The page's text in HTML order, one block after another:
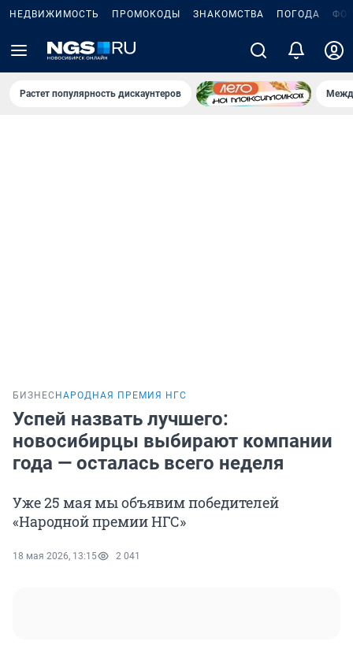
НЕДВИЖИМОСТЬ ПРОМОКОДЫ ЗНАКОМСТВА ПОГОДА
Растет популярность дискаунтеров
БИЗНЕС НАРОДНАЯ ПРЕМИЯ НГС
Успей назвать лучшего:
новосибирцы выбирают компании
года — осталась всего неделя
Уже 25 мая мы объявим победителей
«Народной премии НГС»
18 мая 2026, 13:15 2 041